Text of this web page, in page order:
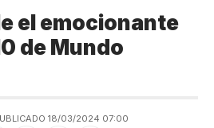
el emocionante
de Mundo
18/03/2024 07:00